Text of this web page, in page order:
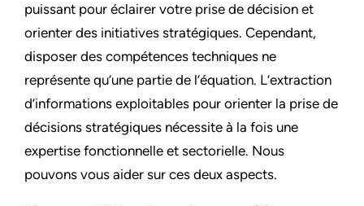
puissant pour éclairer votre prise de décision et
orienter des initiatives stratégiques. Cependant,
disposer des compétences techniques ne
représente qu’une partie de l’équation. L’extraction
d’informations exploitables pour orienter la prise de
décisions stratégiques nécessite à la fois une
expertise fonctionnelle et sectorielle. Nous
pouvons vous aider sur ces deux aspects.